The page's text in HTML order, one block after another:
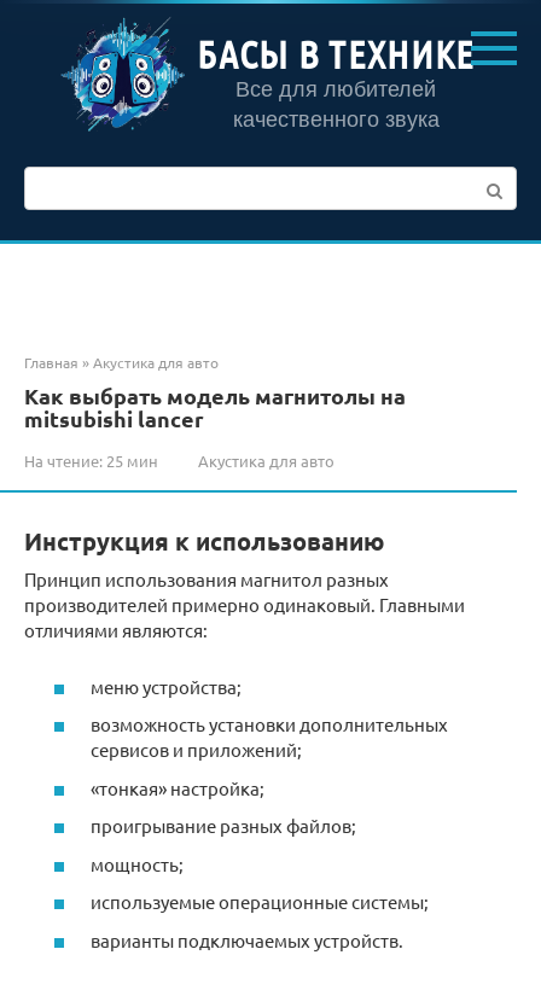
контенту
БАСЫ В ТЕХНИКЕ
Все для любителей
качественного звука
Главная »Акустика для авто
Как выбрать модель магнитолы на
mitsubishi lancer
На чтение: 25 мин Акустика для авто
Инструкция к использованию
Принцип использования магнитол разных
производителей примерно одинаковый. Главными
отличиями являются:
меню устройства;
возможность установки дополнительных
сервисов и приложений;
«тонкая» настройка;
проигрывание разных файлов;
мощность;
используемые операционные системы;
варианты подключаемых устройств.